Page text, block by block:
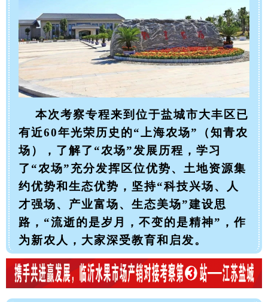
本次考察专程来到位于盐城市大丰区已
有近60年光荣历史的“上海农场”（知青农
场），了解了“农场”发展历程，学习
了“农场”充分发挥区位优势、土地资源集
约优势和生态优势，坚持“科技兴场、人
才强场、产业富场、生态美场”建设思
路，“流逝的是岁月，不变的是精神”，作
为新农人，大家深受教育和启发。